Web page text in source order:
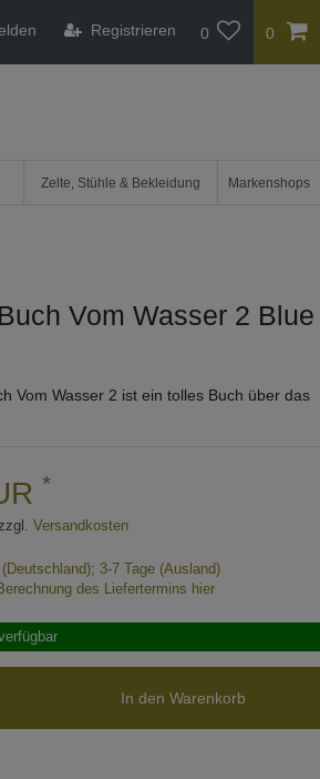
Registrieren 0 0
Zelte, Stühle & Bekleidung Markenshops
Vom Wasser 2 Blue
Vom Wasser 2 ist ein tolles Buch über das
*
Versandkosten
3-7 Tage (Ausland)
des Liefertermins hier
In den Warenkorb